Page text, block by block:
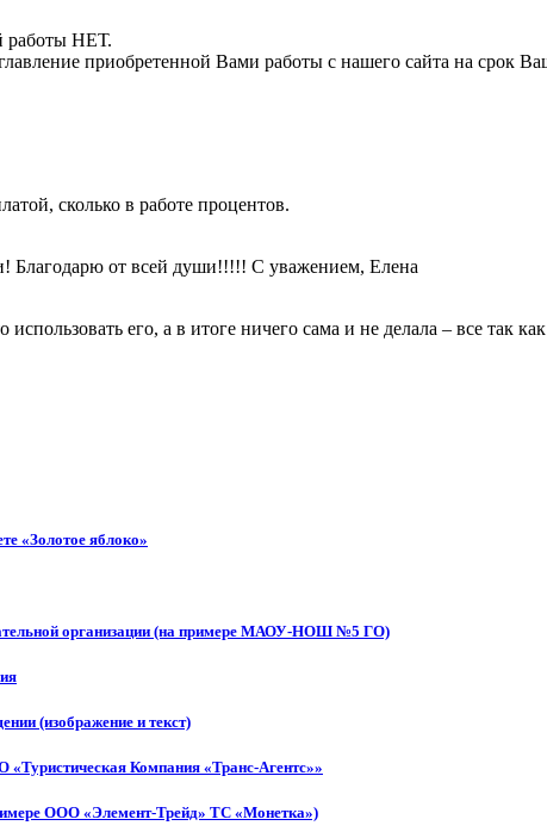
работы НЕТ.
приобретенной Вами работы с нашего сайта на срок
сколько в работе процентов.
Благодарю от всей души!!!!! С уважением, Елена
его, а в итоге ничего сама и не делала – все так
«Золотое яблоко»
организации (на примере МАОУ-НОШ №5 ГО)
(изображение и текст)
Компания «Транс-Агентс»»
ООО «Элемент-Трейд» ТС «Монетка»)